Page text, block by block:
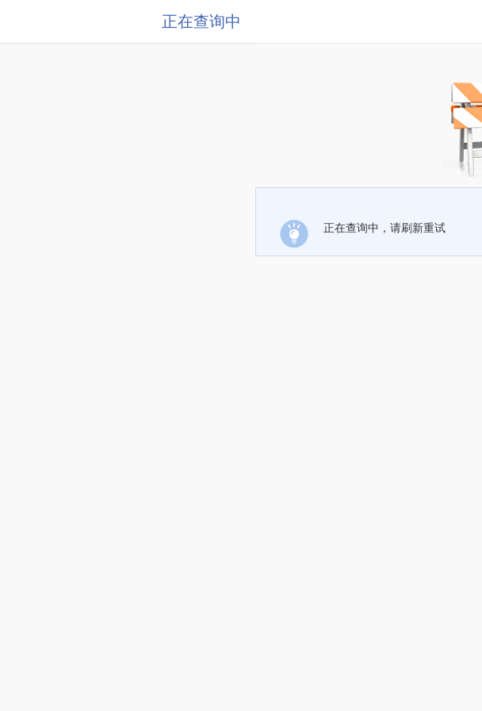
正在查询中
正在查询中，请刷新重试